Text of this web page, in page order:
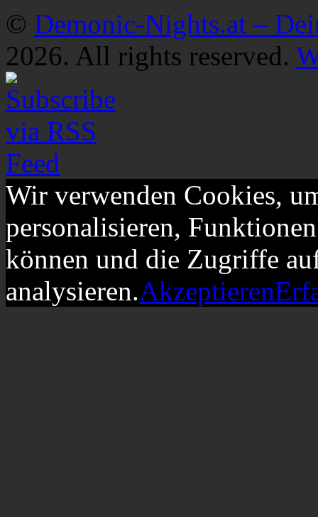
© Demonic-Nights.at –
2026. All rights reserved.
Wir verwenden Cookies,
personalisieren,
können und die Zugriffe
analysieren.Akzeptieren